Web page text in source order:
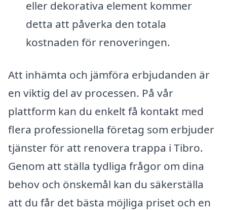
eller dekorativa element kommer
detta att påverka den totala
kostnaden för renoveringen.
Att inhämta och jämföra erbjudanden är
en viktig del av processen. På vår
plattform kan du enkelt få kontakt med
flera professionella företag som erbjuder
tjänster för att renovera trappa i Tibro.
Genom att ställa tydliga frågor om dina
behov och önskemål kan du säkerställa
att du får det bästa möjliga priset och en